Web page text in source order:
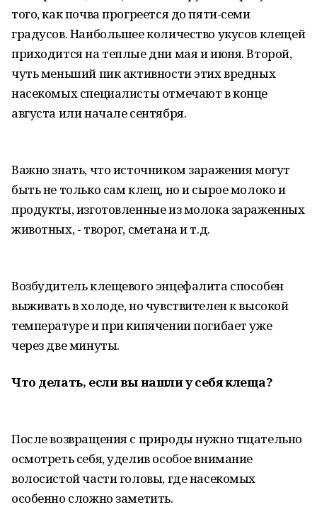
того, как почва прогреется до пяти-семи
градусов. Наибольшее количество укусов клещей
приходится на теплые дни мая и июня. Второй,
чуть меньший пик активности этих вредных
насекомых специалисты отмечают в конце
августа или начале сентября.
Важно знать, что источником заражения могут
быть не только сам клещ, но и сырое молоко и
продукты, изготовленные из молока зараженных
животных, - творог, сметана и т.д.
Возбудитель клещевого энцефалита способен
выживать в холоде, но чувствителен к высокой
температуре и при кипячении погибает уже
через две минуты.
Что делать, если вы нашли у себя клеща?
После возвращения с природы нужно тщательно
осмотреть себя, уделив особое внимание
волосистой части головы, где насекомых
особенно сложно заметить.